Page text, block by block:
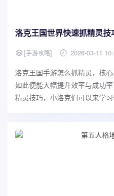
洛克王国世界快速抓精灵技
[手游攻略] 2026-03-11
洛克王国手游怎么抓精灵，核
如此便能大幅提升效率与成功
精灵技巧，小洛克们可以来学习